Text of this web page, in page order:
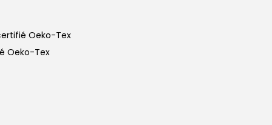
Oeko-Tex
Oeko-Tex